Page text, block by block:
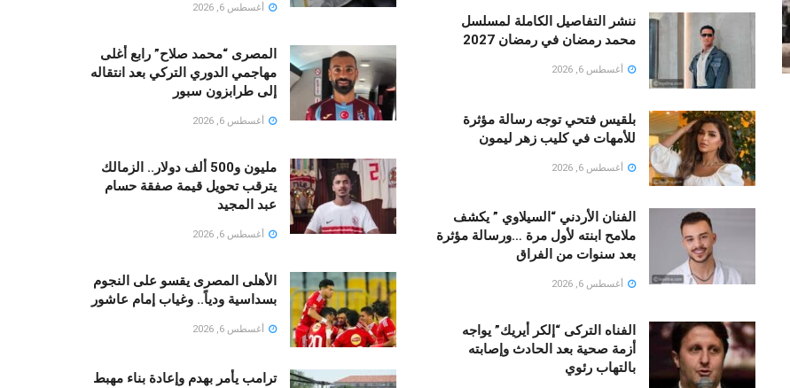
ننشر التفاصيل الكاملة لمسلسل
محمد رمضان في رمضان 2027
أغسطس 6, 2026
بلقيس فتحي توجه رسالة مؤثرة
للأمهات في كليب زهر ليمون ‏
أغسطس 6, 2026
الفنان الأردني “السيلاوي ” يكشف
ملامح ابنته لأول مرة …ورسالة مؤثرة
بعد سنوات من الفراق
أغسطس 6, 2026
الفناه التركى “إلكر أيريك” يواجه
أزمة صحية بعد الحادث وإصابته
بالتهاب رئوي
أغسطس 6, 2026
المصرى “محمد صلاح” رابع أغلى
مهاجمي الدوري التركي بعد انتقاله
إلى طرابزون سبور
أغسطس 6, 2026
مليون و500 ألف دولار.. الزمالك
يترقب تحويل قيمة صفقة حسام
عبد المجيد
أغسطس 6, 2026
الأهلى المصرى يقسو على النجوم
بسداسية ودياً.. وغياب إمام عاشور
أغسطس 6, 2026
ترامب يأمر بهدم وإعادة بناء مهبط